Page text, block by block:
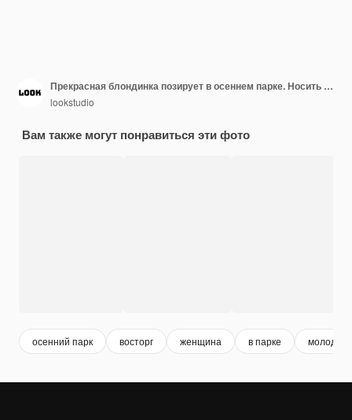
Прекрасная блондинка позирует в осеннем парке. Носить красивое белое платье с красивым красным свитером.
lookstudio
Вам также могут понравиться эти фото
осенний парк восторг женщина в парке